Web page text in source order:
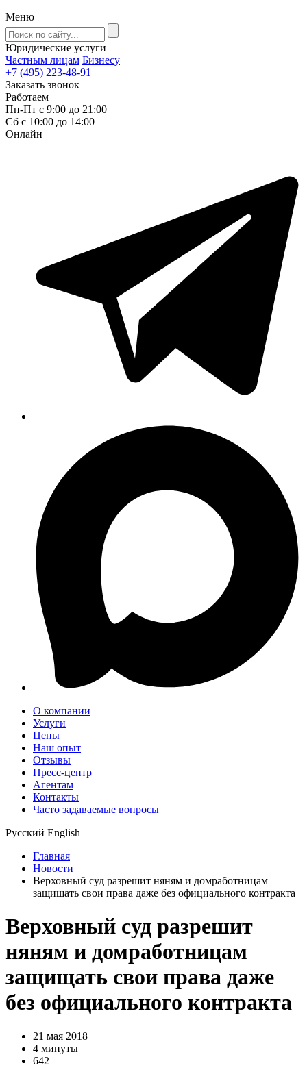
Меню
Юридические услуги
Частным лицам Бизнесу
+7 (495) 223-48-91
Заказать звонок
Работаем
Пн-Пт с 9:00 до 21:00
Сб с 10:00 до 14:00
Онлайн
О компании
Услуги
Цены
Наш опыт
Отзывы
Пресс-центр
Агентам
Контакты
Часто задаваемые вопросы
Русский English
Главная
Новости
Верховный суд разрешит няням и домработницам
защищать свои права даже без официального контракта
Верховный суд разрешит
няням и домработницам
защищать свои права даже
без официального контракта
21 мая 2018
4 минуты
642